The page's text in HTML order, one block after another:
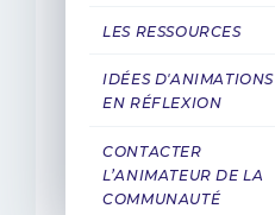
LES RESSOURCES
IDÉES D'ANIMATIONS
EN RÉFLEXION
CONTACTER
L’ANIMATEUR DE LA
COMMUNAUTÉ